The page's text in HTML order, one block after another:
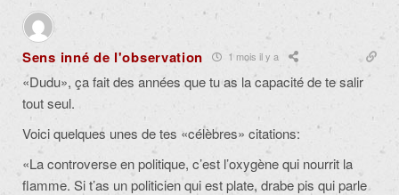
Sens inné de l'observation 1 mois il y a
«Dudu», ça fait des années que tu as la capacité de te salir
tout seul.
Voici quelques unes de tes «célèbres» citations:
«La controverse en politique, c’est l’oxygène qui nourrit la
flamme. Si t’as un politicien qui est plate, drabe pis qui parle